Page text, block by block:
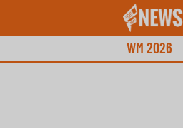
WM 2026